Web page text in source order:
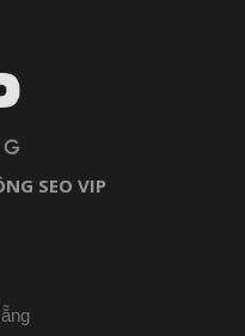
SEO VIP